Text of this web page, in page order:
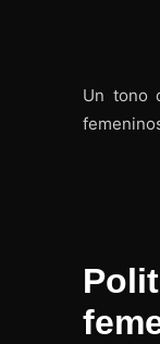
Un tono